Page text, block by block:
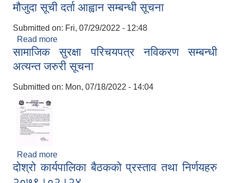
मौजुदा सूची दर्ता आह्वान सम्बन्धी सूचना
Submitted on: Fri, 07/29/2022 - 12:48
Read more
सामाजिक सुरक्षा परिचयपत्र नविकरण सम्बन्धी
अत्यन्त जरुरी सूचना
Submitted on: Mon, 07/18/2022 - 14:04
Read more
अत्यन्त जरुरी सूचना
दोश्रो कार्यपालिका बैठकको प्रस्ताव तथा निर्णयहरु